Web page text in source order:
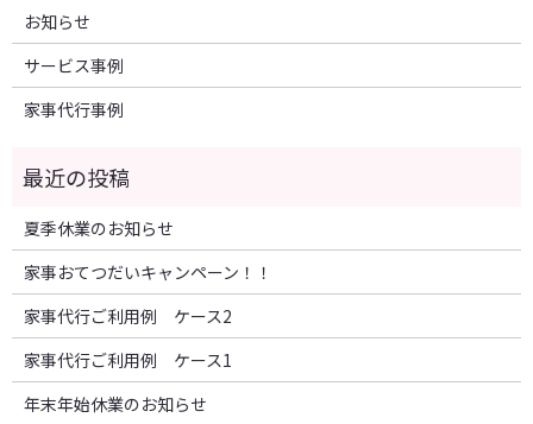
お知らせ
サービス事例
家事代行事例
夏季休業のお知らせ
家事おてつだいキャンペーン！！
家事代行ご利用例 ケース2
家事代行ご利用例 ケース1
年末年始休業のお知らせ